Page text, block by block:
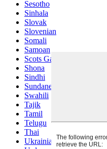
Sesotho
Sinhala
Slovak
Slovenian
Somali
Samoan
Scots Gaelic
Shona
Sindhi
Sundanese
Swahili
Tajik
Tamil
Telugu
Thai
Ukrainian